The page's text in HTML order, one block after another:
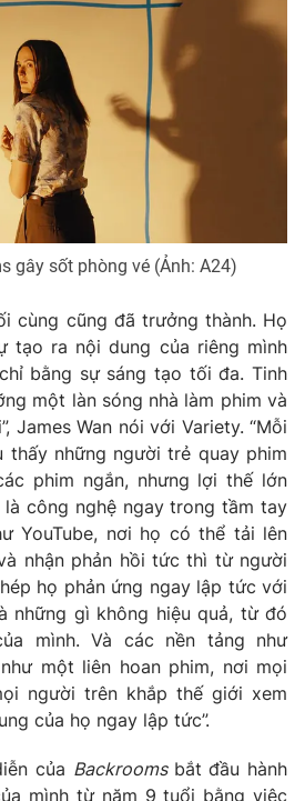
gây sốt phòng vé (Ảnh: A24)
cùng cũng đã trưởng thành. Họ
tạo ra nội dung của riêng mình
bằng sự sáng tạo tối đa. Tinh
một làn sóng nhà làm phim và
James Wan nói với Variety. “Mỗi
thấy những người trẻ quay phim
phim ngắn, nhưng lợi thế lớn
công nghệ ngay trong tầm tay
YouTube, nơi họ có thể tải lên
nhận phản hồi tức thì từ người
họ phản ứng ngay lập tức với
những gì không hiệu quả, từ đó
mình. Và các nền tảng như
một liên hoan phim, nơi mọi
người trên khắp thế giới xem
của họ ngay lập tức”.
của Backrooms bắt đầu hành
mình từ năm 9 tuổi bằng việc